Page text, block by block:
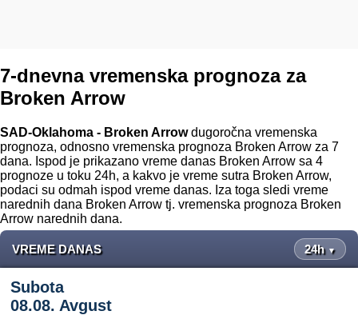
7-dnevna vremenska prognoza za
Broken Arrow
SAD-Oklahoma - Broken Arrowdugoročna vremenska
prognoza, odnosno vremenska prognoza Broken Arrow za 7
dana. Ispod je prikazano vreme danas Broken Arrow sa 4
prognoze u toku 24h, a kakvo je vreme sutra Broken Arrow,
podaci su odmah ispod vreme danas. Iza toga sledi vreme
narednih dana Broken Arrow tj. vremenska prognoza Broken
Arrow narednih dana.
VREME DANAS 24h ▼
Subota
08.08. Avgust